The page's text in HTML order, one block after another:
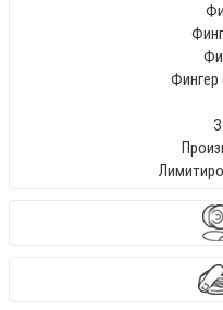
Фингер